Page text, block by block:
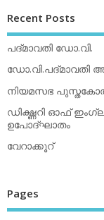
Recent Posts
പദ്മാവതി ഡോ.വി.
ഡോ.വി.പദ്മാവതി
നിയമസഭ
ഡിക്ഷ്ണറി ഓഫ്
ഉപോദ്ഘാതം
വേറാക്കൂറ്
Pages